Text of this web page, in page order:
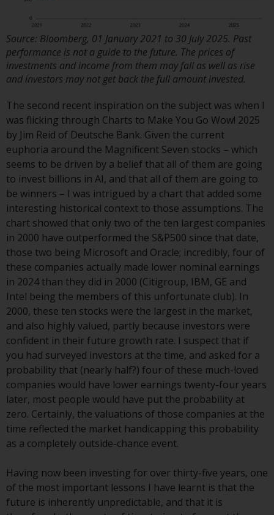
Anlagen in Wertpapieren
(UCITS/OGAW) (Richtlinie
2009/65/EG ) und die Richtlinie
über die Verwalter alternativer
Investmentfonds (Richtlinie
entsprechenden Regelungen, die
diese Regelungen in britisches
Recht umgesetzt und dann beim
Austritt des Vereinigten
Königreichs aus der Europäischen
Union ersetzt haben; es kann
jedoch zusätzliche Anforderungen
oder Formalitäten geben, die Ihre
Anlage verbieten.
Dementsprechend sind Sie
verpflichtet, sich über solche
Einschränkungen zu informieren
und diese zu beachten. Auf dieser
Website erwähnte Produkte oder
Dienstleistungen sind nur für den
Vertrieb in jenen
Gerichtsbarkeiten bestimmt, in
denen und an diejenigen
Personen, denen das Anbieten
solcher Produkte und
Dienstleistungen gestattet ist.
Schweiz
Dies ist ein Werbedokument.
Source: Bloomberg, 01 January 2021 to 30 July 2025. Past
performance is not a guide to the future. The prices of
investments and income from them may fall as well as rise
and investors may not get back the full amount invested.
The second recent inspiration on the subject was when I
was flicking through Charts to Make You Go Wow! 2025
by Jim Reid of Deutsche Bank. Given the current
euphoria around the Magnificent Seven stocks – which
seems to be driven by a belief that all of them are going
to invest billions in AI, and that all of them are going to
be winners – I was intrigued by a chart that added some
interesting historical context to those assumptions. The
chart showed that only two of the ten largest companies
in 2000 have outperformed the S&P500 since that date,
those two being Microsoft and Oracle; incredibly, four of
these companies actually made lower nominal earnings
in 2024 than they did in 2000 (Citigroup, IBM, GE and
Intel being the members of this unfortunate club). In
2000, these ten stocks were the largest in the market,
and also highly valued, partly because investors were
confident in their future growth rate. I suspect that if
you had surveyed investors at the time, and asked for a
probability that (nearly half?) four of these much-loved
companies would have lower earnings twenty-four years
later, most people would have put the probability at
zero. Certainly, the valuations of those companies at the
time reflected the market handicapping this probability
as a completely outside-chance event.
Having now been investing for over thirty-five years, one
of the most important lessons I have learnt is that the
future is inherently unpredictable, and that it is